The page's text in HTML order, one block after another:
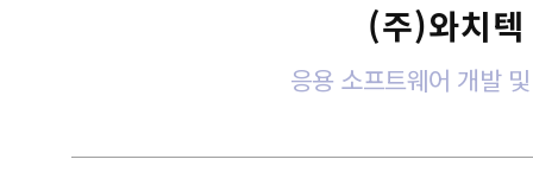
(주)와치텍
응용 소프트웨어 개발